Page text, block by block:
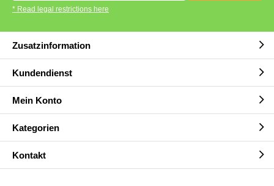
* Read legal restrictions here
Zusatzinformation
Kundendienst
Mein Konto
Kategorien
Kontakt